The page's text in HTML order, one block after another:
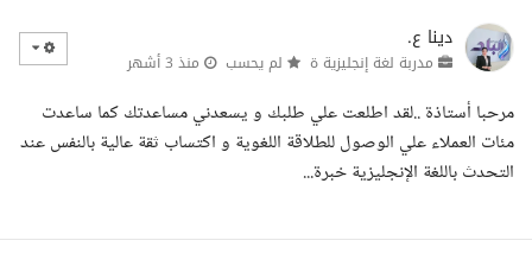
دينا ع.
مدربة لغة إنجليزية ة لم يحسب منذ 3 أشهر
مرحبا أستاذة ..لقد اطلعت علي طلبك و يسعدني مساعدتك كما ساعدت
مئات العملاء علي الوصول للطلاقة اللغوية و اكتساب ثقة عالية بالنفس عند
التحدث باللغة الإنجليزية خبرة...